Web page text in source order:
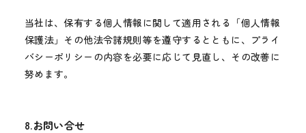
当社は、保有する個人情報に関して適用される「個人情報
保護法」その他法令諸規則等を遵守するとともに、プライ
バシーポリシーの内容を必要に応じて見直し、その改善に
努めます。
8.お問い合せ